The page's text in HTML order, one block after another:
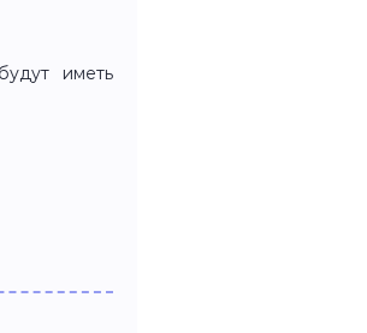
иметь